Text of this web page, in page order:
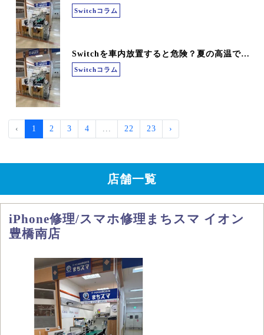
Switchコラム
Switchを車内放置すると危険？夏の高温で壊れる理由と対策を解説
Switchコラム
‹ 1 2 3 4 ... 22 23 ›
店舗一覧
iPhone修理/スマホ修理まちスマ イオン
豊橋南店